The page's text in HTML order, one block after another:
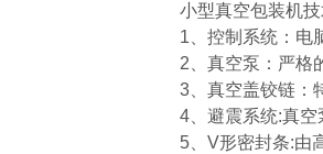
小型真空包装机
1、控制系统：电
2、真空泵：严格
3、真空盖铰链：
4、避震系统:真
5、V形密封条:由